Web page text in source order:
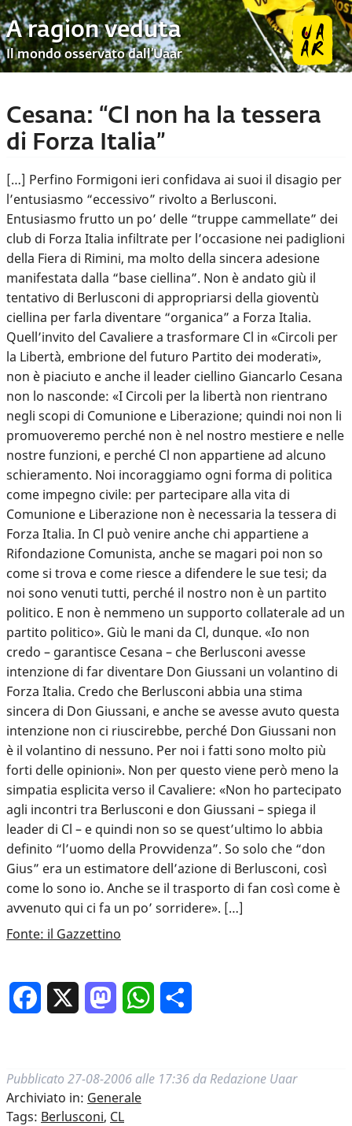
A ragion veduta
Il mondo osservato dall’Uaar
Cesana: “Cl non ha la tessera
di Forza Italia”
[…] Perfino Formigoni ieri confidava ai suoi il disagio per
l’entusiasmo “eccessivo” rivolto a Berlusconi.
Entusiasmo frutto un po’ delle “truppe cammellate” dei
club di Forza Italia infiltrate per l’occasione nei padiglioni
della Fiera di Rimini, ma molto della sincera adesione
manifestata dalla “base ciellina”. Non è andato giù il
tentativo di Berlusconi di appropriarsi della gioventù
ciellina per farla diventare “organica” a Forza Italia.
Quell’invito del Cavaliere a trasformare Cl in «Circoli per
la Libertà, embrione del futuro Partito dei moderati»,
non è piaciuto e anche il leader ciellino Giancarlo Cesana
non lo nasconde: «I Circoli per la libertà non rientrano
negli scopi di Comunione e Liberazione; quindi noi non li
promuoveremo perché non è nel nostro mestiere e nelle
nostre funzioni, e perché Cl non appartiene ad alcuno
schieramento. Noi incoraggiamo ogni forma di politica
come impegno civile: per partecipare alla vita di
Comunione e Liberazione non è necessaria la tessera di
Forza Italia. In Cl può venire anche chi appartiene a
Rifondazione Comunista, anche se magari poi non so
come si trova e come riesce a difendere le sue tesi; da
noi sono venuti tutti, perché il nostro non è un partito
politico. E non è nemmeno un supporto collaterale ad un
partito politico». Giù le mani da Cl, dunque. «Io non
credo – garantisce Cesana – che Berlusconi avesse
intenzione di far diventare Don Giussani un volantino di
Forza Italia. Credo che Berlusconi abbia una stima
sincera di Don Giussani, e anche se avesse avuto questa
intenzione non ci riuscirebbe, perché Don Giussani non
è il volantino di nessuno. Per noi i fatti sono molto più
forti delle opinioni». Non per questo viene però meno la
simpatia esplicita verso il Cavaliere: «Non ho partecipato
agli incontri tra Berlusconi e don Giussani – spiega il
leader di Cl – e quindi non so se quest’ultimo lo abbia
definito “l’uomo della Provvidenza”. So solo che “don
Gius” era un estimatore dell’azione di Berlusconi, così
come lo sono io. Anche se il trasporto di fan così come è
avvenuto qui ci fa un po’ sorridere». […]
Fonte: il Gazzettino
Facebook MastodonWhatsApp
Pubblicato 27-08-2006 alle 17:36 da Redazione Uaar
Archiviato in: Generale
Tags: Berlusconi, CL